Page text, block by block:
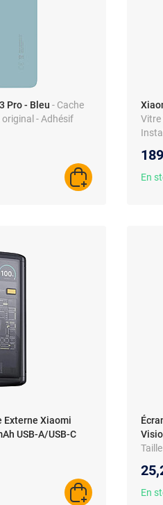
Pro - Bleu - Cache
original - Adhésif
AJOUTER AU
Vitre
En
Externe Xiaomi
USB-A/USB-C
:
AJOUTER AU
En